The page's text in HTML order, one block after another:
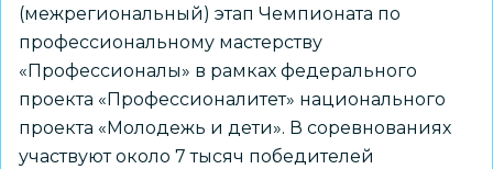
(межрегиональный) этап Чемпионата по
профессиональному мастерству
«Профессионалы» в рамках федерального
проекта «Профессионалитет» национального
проекта «Молодежь и дети». В соревнованиях
участвуют около 7 тысяч победителей